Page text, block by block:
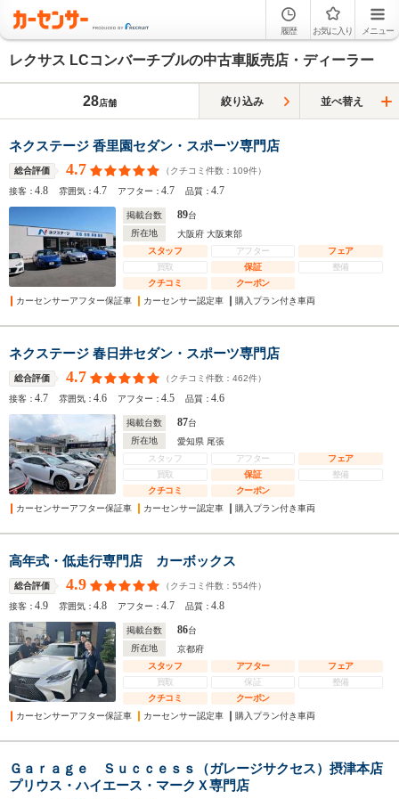
履歴 お気に入り メニュー
レクサス LCコンバーチブルの中古車販売店・ディーラー
28店舗 絞り込み 並べ替え
ネクステージ 香里園セダン・スポーツ専門店
総合評価 4.7 （クチコミ件数： 109件）
接客：4.8 雰囲気：4.7 アフター：4.7 品質：4.7
掲載台数 89台
所在地
大阪府 大阪東部
スタッフ
アフター
フェア
買取
保証
整備
クチコミ
クーポン
カーセンサーアフター保証車
カーセンサー認定車 購入プラン付き車両
ネクステージ 春日井セダン・スポーツ専門店
総合評価 4.7 （クチコミ件数： 462件）
接客：4.7 雰囲気：4.6 アフター：4.5 品質：4.6
掲載台数 87台
所在地
愛知県 尾張
スタッフ
アフター
フェア
買取
保証
整備
クチコミ
クーポン
カーセンサーアフター保証車
カーセンサー認定車 購入プラン付き車両
高年式・低走行専門店 カーボックス
総合評価 4.9 （クチコミ件数： 554件）
接客：4.9 雰囲気：4.8 アフター：4.7 品質：4.8
掲載台数 86台
所在地
京都府
スタッフ
アフター
フェア
買取
保証
整備
クチコミ
クーポン
カーセンサーアフター保証車
カーセンサー認定車 購入プラン付き車両
Ｇａｒａｇｅ Ｓｕｃｃｅｓｓ（ガレージサクセス）摂津本店
プリウス・ハイエース・マークＸ専門店